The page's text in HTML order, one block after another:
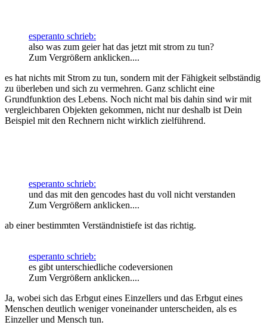
esperanto schrieb:
also was zum geier hat das jetzt mit strom zu tun?
Zum Vergrößern anklicken....
es hat nichts mit Strom zu tun, sondern mit der Fähigkeit selbständig
zu überleben und sich zu vermehren. Ganz schlicht eine
Grundfunktion des Lebens. Noch nicht mal bis dahin sind wir mit
vergleichbaren Objekten gekommen, nicht nur deshalb ist Dein
Beispiel mit den Rechnern nicht wirklich zielführend.
esperanto schrieb:
und das mit den gencodes hast du voll nicht verstanden
Zum Vergrößern anklicken....
ab einer bestimmten Verständnistiefe ist das richtig.
esperanto schrieb:
es gibt unterschiedliche codeversionen
Zum Vergrößern anklicken....
Ja, wobei sich das Erbgut eines Einzellers und das Erbgut eines
Menschen deutlich weniger voneinander unterscheiden, als es
Einzeller und Mensch tun.